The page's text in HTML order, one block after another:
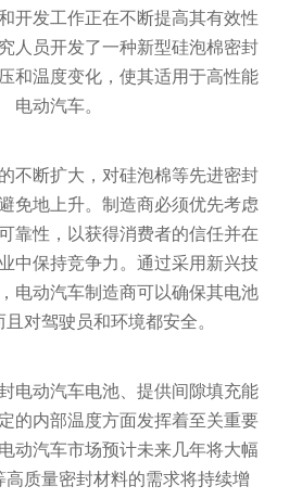
开发工作正在不断提高其有效性
人员开发了一种新型硅泡棉密封
和温度变化，使其适用于高性能
电动汽车。
不断扩大，对硅泡棉等先进密封
免地上升。制造商必须优先考虑
靠性，以获得消费者的信任并在
中保持竞争力。通过采用新兴技
电动汽车制造商可以确保其电池
对驾驶员和环境都安全。
电动汽车电池、提供间隙填充能
的内部温度方面发挥着至关重要
动汽车市场预计未来几年将大幅
高质量密封材料的需求将持续增